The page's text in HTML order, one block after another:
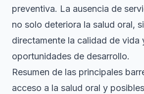
preventiva. La ausencia de
no solo deteriora la salud oral,
directamente la calidad de vida
oportunidades de desarrollo.
Resumen de las principales
acceso a la salud oral y